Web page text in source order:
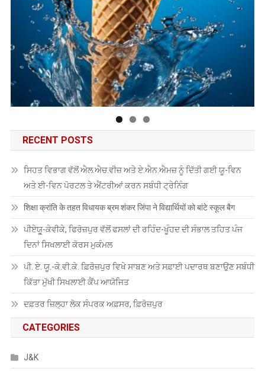
RECENT POSTS
ਸਿਹਤ ਵਿਭਾਗ ਵੱਲੋਂ ਐਲ.ਐਚ.ਵੀਜ਼ ਅਤੇ ਏ.ਐਨ.ਐਮਜ਼ ਨੂੰ ਦਿੱਤੀ ਗਈ ਯੂ-ਵਿਨ
ਅਤੇ ਈ-ਵਿਨ ਪੋਰਟਲ ਤੇ ਐਂਟਰੀਆਂ ਕਰਨ ਸਬੰਧੀ ਟ੍ਰੇਨਿੰਗ
शिक्षा क्रांति के तहत विधायक ब्रम शंकर जिंपा ने विद्यार्थियों को बांटे स्कूल बैग
ਪੀਏਯੂੑ-ਕੇਵੀਕੇ, ਫਿਰੋਜ਼ਪੁਰ ਵੱਲੋਂ ਫਸਲਾਂ ਦੀ ਰਹਿੰਦ-ਖੂੰਹਦ ਦੀ ਸੰਭਾਲ ਤਹਿਤ ਪੰਜ
ਦਿਨਾਂ ਸਿਖਲਾਈ ਕੋਰਸ ਮੁਕੰਮਲ
ਪੀ. ਏ. ਯੂ.-ਕੇ.ਵੀ.ਕੇ. ਫ਼ਿਰੋਜ਼ਪੁਰ ਵਿਖੇ ਸਾਬਣ ਅਤੇ ਸਫ਼ਾਈ ਪਦਾਰਥ ਬਣਾਉਣ ਸਬੰਧੀ
ਕਿੱਤਾ ਮੁੱਖੀ ਸਿਖਲਾਈ ਕੈਂਪ ਆਯੋਜਿਤ
ਦਫ਼ਤਰ ਜ਼ਿਲ੍ਹਾ ਲੋਕ ਸੰਪਰਕ ਅਫ਼ਸਰ, ਫ਼ਿਰੋਜ਼ਪੁਰ
CATEGORIES
J&K